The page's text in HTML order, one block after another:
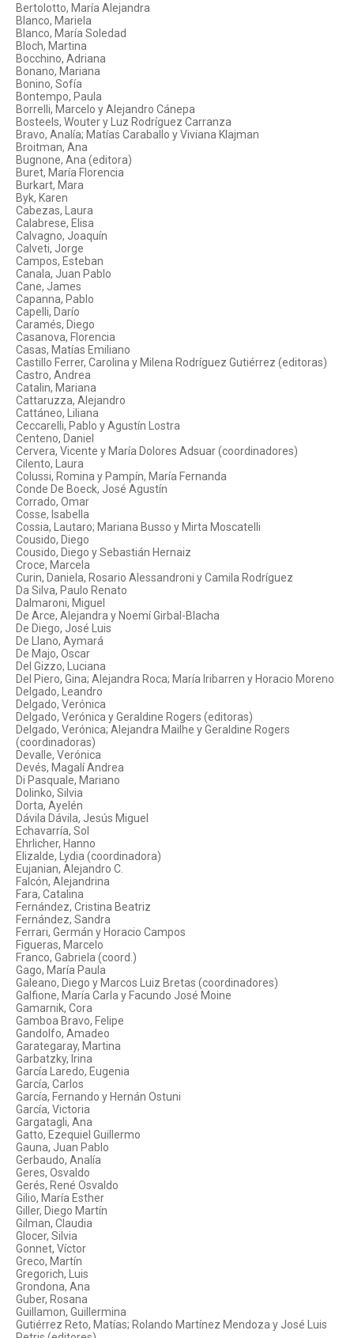
Bertolotto, María Alejandra
Blanco, Mariela
Blanco, María Soledad
Bloch, Martina
Bocchino, Adriana
Bonano, Mariana
Bonino, Sofía
Bontempo, Paula
Borrelli, Marcelo y Alejandro Cánepa
Bosteels, Wouter y Luz Rodríguez Carranza
Bravo, Analía; Matías Caraballo y Viviana Klajman
Broitman, Ana
Bugnone, Ana (editora)
Buret, María Florencia
Burkart, Mara
Byk, Karen
Cabezas, Laura
Calabrese, Elisa
Calvagno, Joaquín
Calveti, Jorge
Campos, Esteban
Canala, Juan Pablo
Cane, James
Capanna, Pablo
Capelli, Darío
Caramés, Diego
Casanova, Florencia
Casas, Matías Emiliano
Castillo Ferrer, Carolina y Milena Rodríguez Gutiérrez (editoras)
Castro, Andrea
Catalin, Mariana
Cattaruzza, Alejandro
Cattáneo, Liliana
Ceccarelli, Pablo y Agustín Lostra
Centeno, Daniel
Cervera, Vicente y María Dolores Adsuar (coordinadores)
Cilento, Laura
Colussi, Romina y Pampín, María Fernanda
Conde De Boeck, José Agustín
Corrado, Omar
Cosse, Isabella
Cossia, Lautaro; Mariana Busso y Mirta Moscatelli
Cousido, Diego
Cousido, Diego y Sebastián Hernaiz
Croce, Marcela
Curin, Daniela, Rosario Alessandroni y Camila Rodríguez
Da Silva, Paulo Renato
Dalmaroni, Miguel
De Arce, Alejandra y Noemí Girbal-Blacha
De Diego, José Luis
De Llano, Aymará
De Majo, Oscar
Del Gizzo, Luciana
Del Piero, Gina; Alejandra Roca; María Iribarren y Horacio Moreno
Delgado, Leandro
Delgado, Verónica
Delgado, Verónica y Geraldine Rogers (editoras)
Delgado, Verónica; Alejandra Mailhe y Geraldine Rogers
(coordinadoras)
Devalle, Verónica
Devés, Magalí Andrea
Di Pasquale, Mariano
Dolinko, Silvia
Dorta, Ayelén
Dávila Dávila, Jesús Miguel
Echavarría, Sol
Ehrlicher, Hanno
Elizalde, Lydia (coordinadora)
Eujanian, Alejandro C.
Falcón, Alejandrina
Fara, Catalina
Fernández, Cristina Beatriz
Fernández, Sandra
Ferrari, Germán y Horacio Campos
Figueras, Marcelo
Franco, Gabriela (coord.)
Gago, María Paula
Galeano, Diego y Marcos Luiz Bretas (coordinadores)
Galfione, María Carla y Facundo José Moine
Gamarnik, Cora
Gamboa Bravo, Felipe
Gandolfo, Amadeo
Garategaray, Martina
Garbatzky, Irina
García Laredo, Eugenia
García, Carlos
García, Fernando y Hernán Ostuni
García, Victoria
Gargatagli, Ana
Gatto, Ezequiel Guillermo
Gauna, Juan Pablo
Gerbaudo, Analía
Geres, Osvaldo
Gerés, René Osvaldo
Gilio, María Esther
Giller, Diego Martín
Gilman, Claudia
Glocer, Silvia
Gonnet, Víctor
Greco, Martín
Gregorich, Luis
Grondona, Ana
Guber, Rosana
Guillamon, Guillermina
Gutiérrez Reto, Matías; Rolando Martínez Mendoza y José Luis